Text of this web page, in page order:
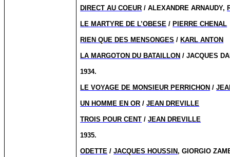
DIRECT AU COEUR / ALEXANDRE ARNAUDY,
LE MARTYRE DE L’OBESE / PIERRE CHENAL
RIEN QUE DES MENSONGES / KARL ANTON
LA MARGOTON DU BATAILLON / JACQUES
1934.
LE VOYAGE DE MONSIEUR PERRICHON /
UN HOMME EN OR /JEAN DREVILLE
TROIS POUR CENT /JEAN DREVILLE
1935.
ODETTE /JACQUES HOUSSIN, GIORGIO